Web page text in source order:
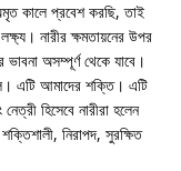
কালে প্রবেশ করছি, তাই
নারীর ক্ষমতায়নের উপর
অসম্পূর্ণ থেকে যাবে।
এটি আমাদের শক্তি। এটি
হিসেবে নারীরা হলেন
নিরাপদ, সুরক্ষিত